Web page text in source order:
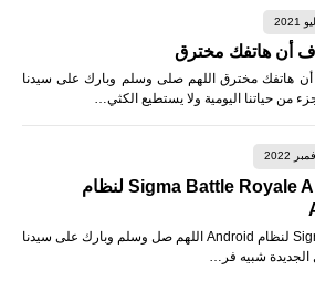
أن هاتفك مخترق
هاتفك مخترق اللهم صلى وسلم وبارك على سيدنا
من حياتنا اليومية ولا يستطيع الكثي…
تنزيل Sigma Battle Royale Apk لنظام
تنزيل Sigma Battle Royale Apk لنظام Android اللهم صل وسلم وبارك على سيدنا
الجديدة شبيه فر…